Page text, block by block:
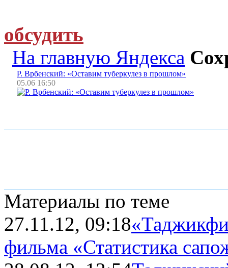
обсудить
На главную Яндекса
Р. Врбенский: «Оставим туберкулез в прошлом»
05.06 16:50
Материалы по теме
27.11.12, 09:18
фильма «Статистика